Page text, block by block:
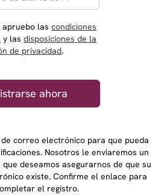
apruebo lascondiciones
y lasdisposiciones de la
de privacidad.
correo electrónico para que pueda
Nosotros le enviaremos un
deseamos asegurarnos de que su
existe. Confirme el enlace para
el registro.